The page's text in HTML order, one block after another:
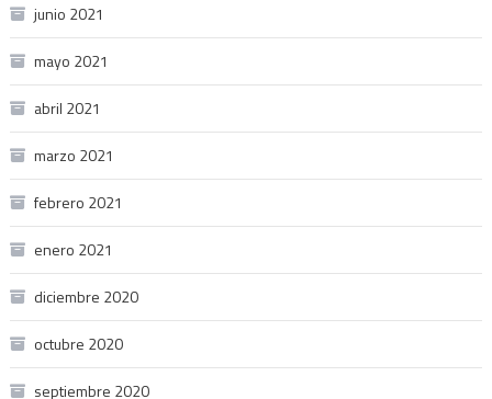
junio 2021
mayo 2021
abril 2021
marzo 2021
febrero 2021
enero 2021
diciembre 2020
octubre 2020
septiembre 2020